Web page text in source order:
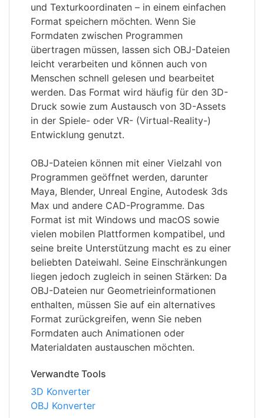
und Texturkoordinaten – in einem einfachen
Format speichern möchten. Wenn Sie
Formdaten zwischen Programmen
übertragen müssen, lassen sich OBJ-Dateien
leicht verarbeiten und können auch von
Menschen schnell gelesen und bearbeitet
werden. Das Format wird häufig für den 3D-
Druck sowie zum Austausch von 3D-Assets
in der Spiele- oder VR- (Virtual-Reality-)
Entwicklung genutzt.
OBJ-Dateien können mit einer Vielzahl von
Programmen geöffnet werden, darunter
Maya, Blender, Unreal Engine, Autodesk 3ds
Max und andere CAD-Programme. Das
Format ist mit Windows und macOS sowie
vielen mobilen Plattformen kompatibel, und
seine breite Unterstützung macht es zu einer
beliebten Dateiwahl. Seine Einschränkungen
liegen jedoch zugleich in seinen Stärken: Da
OBJ-Dateien nur Geometrieinformationen
enthalten, müssen Sie auf ein alternatives
Format zurückgreifen, wenn Sie neben
Formdaten auch Animationen oder
Materialdaten austauschen möchten.
Verwandte Tools
3D Konverter
OBJ Konverter